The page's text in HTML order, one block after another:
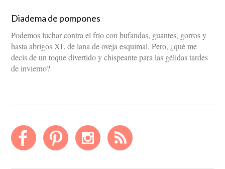
Diadema de pompones
Podemos luchar contra el frío con bufandas, guantes, gorros y
hasta abrigos XL de lana de oveja esquimal. Pero, ¿qué me
decís de un toque divertido y chispeante para las gélidas tardes
de invierno?